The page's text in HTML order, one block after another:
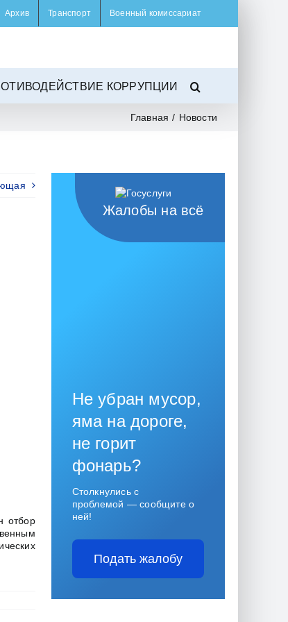
Архив Транспорт Военный комиссариат
КОРРУПЦИИ
Главная / Новости
отбор
Жалобы на всё
Не убран мусор,
яма на дороге,
не горит
фонарь?
Столкнулись с
проблемой — сообщите о
ней!
Подать жалобу